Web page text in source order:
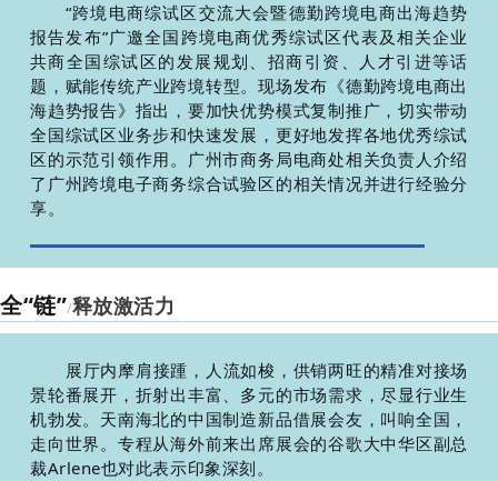
“跨境电商综试区交流大会暨德勤跨境电商出海趋势
报告发布”广邀全国跨境电商优秀综试区代表及相关企业
共商全国综试区的发展规划、招商引资、人才引进等话
题，赋能传统产业跨境转型。现场发布《德勤跨境电商出
海趋势报告》指出，要加快优势模式复制推广，切实带动
全国综试区业务步和快速发展，更好地发挥各地优秀综试
区的示范引领作用。广州市商务局电商处相关负责人介绍
了广州跨境电子商务综合试验区的相关情况并进行经验分
享。
全“链”/释放激活力
展厅内摩肩接踵，人流如梭，供销两旺的精准对接场
景轮番展开，折射出丰富、多元的市场需求，尽 显行业生
机勃发。天南海北的中国制造新品借展会友，叫响全国，
走向世界。专程从海外前来出席展会的谷歌大中华区副总
裁Arlene也对此表示印象深刻。